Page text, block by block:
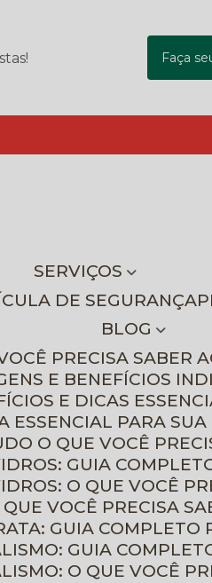
Faça
SERVIÇOS
DE SEGURANÇA
BLOG
PRECISA SABER
E BENEFÍCIOS
E DICAS
ESSENCIAL PARA SUA
O QUE VOCÊ
GUIA
O QUE VOCÊ
VOCÊ PRECISA
GUIA COMPLETO
GUIA
O QUE VOCÊ